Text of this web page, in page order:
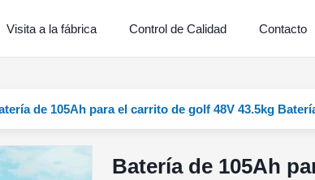
Visita a la fábrica Control de Calidad Contacto
de 105Ah para el carrito de golf 48V 43.5kg
Batería de 105Ah